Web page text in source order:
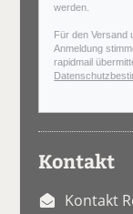
werden.
Für den Versand
Anmeldung
rapidmail
Kontakt
Kontakt